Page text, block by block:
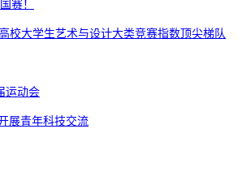
赛！
校大学生艺术与设计大类竞赛指数顶尖梯队
运动会
展青年科技交流